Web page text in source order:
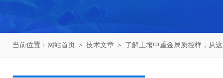
当前位置： 网站首页 ＞ 技术文章 ＞ 了解土壤中重金属质控样，从